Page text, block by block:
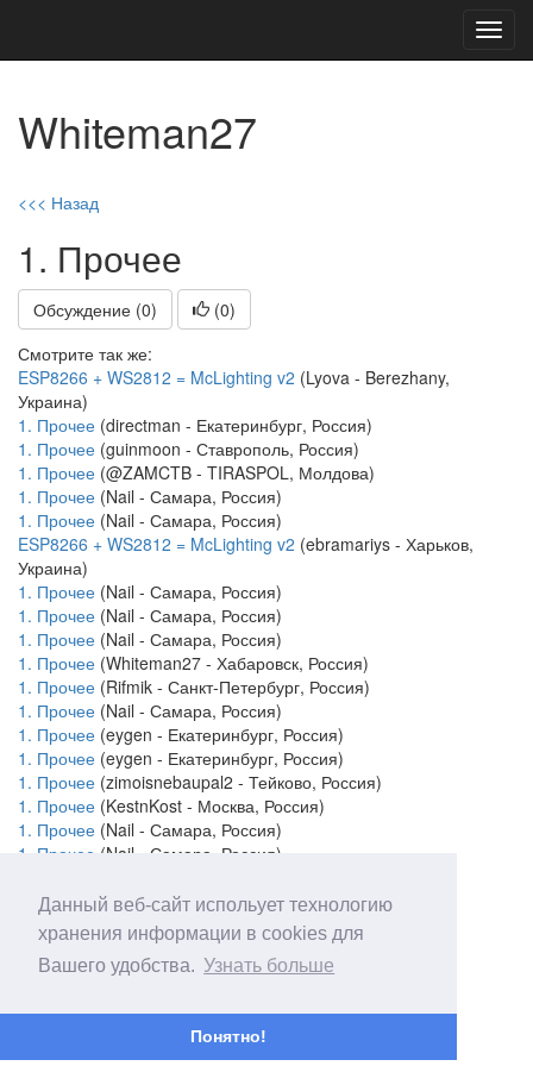
Данный веб-сайт испольует технологию
хранения информации в cookies для
Вашего удобства. Узнать больше
Понятно!
Whiteman27
<<< Назад
1. Прочее
Обсуждение (0) (0)
Смотрите так же:
ESP8266 + WS2812 = McLighting v2 (Lyova - Berezhany,
Украина)
1. Прочее (directman - Екатеринбург, Россия)
1. Прочее (guinmoon - Ставрополь, Россия)
1. Прочее (@ZAMCTB - TIRASPOL, Молдова)
1. Прочее (Nail - Самара, Россия)
1. Прочее (Nail - Самара, Россия)
ESP8266 + WS2812 = McLighting v2 (ebramariys - Харьков,
Украина)
1. Прочее (Nail - Самара, Россия)
1. Прочее (Nail - Самара, Россия)
1. Прочее (Nail - Самара, Россия)
1. Прочее (Whiteman27 - Хабаровск, Россия)
1. Прочее (Rifmik - Санкт-Петербург, Россия)
1. Прочее (Nail - Самара, Россия)
1. Прочее (eygen - Екатеринбург, Россия)
1. Прочее (eygen - Екатеринбург, Россия)
1. Прочее (zimoisnebaupal2 - Тейково, Россия)
1. Прочее (KestnKost - Москва, Россия)
1. Прочее (Nail - Самара, Россия)
1. Прочее (Nail - Самара, Россия)
Хабаровск, Россия